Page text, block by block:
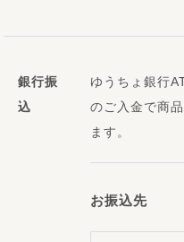
銀行振
込
ゆうちょ銀行
のご入金で商
ます。
お振込先